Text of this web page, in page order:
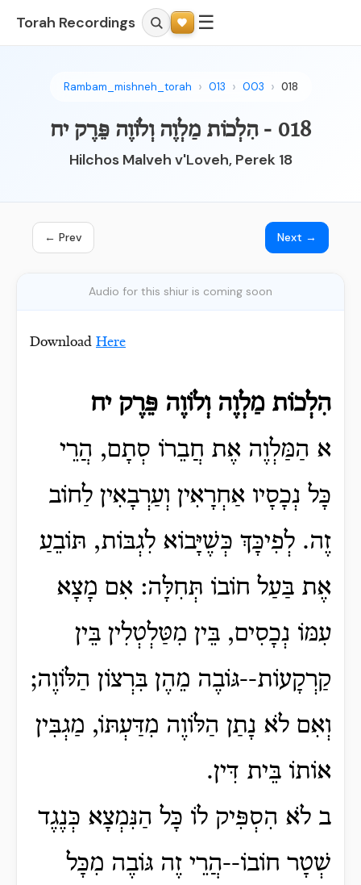
Torah Recordings ☰
Rambam_mishneh_torah 013 003 018
018 - הִלְכוֹת מַלְוֶה וְלוֹוֶה פֵּרֶק יח
Hilchos Malveh v'Loveh, Perek 18
← Prev Next →
Audio for this shiur is coming soon
Download Here
הִלְכוֹת מַלְוֶה וְלוֹוֶה פֵּרֶק יח
א הַמַּלְוֶה אֶת חֲבֵרוֹ סְתָם, הֲרֵי
כָּל נְכָסָיו אַחְרָאִין וְעַרְבָאִין לַחוֹב
זֶה. לְפִיכָּךְ כְּשֶׁיָּבוֹא לִגְבּוֹת, תּוֹבֵעַ
אֶת בַּעַל חוֹבוֹ תְּחִלָּה: אִם מָצָא
עִמּוֹ נְכָסִים, בֵּין מִטַּלְטְלִין בֵּין
קַרְקָעוֹת--גּוֹבֶה מֵהֶן בִּרְצוֹן הַלּוֹוֶה;
וְאִם לֹא נָתַן הַלּוֹוֶה מִדַּעְתּוֹ, מַגְבִּין
אוֹתוֹ בֵּית דִּין.
ב לֹא הִסְפִּיק לוֹ כָּל הַנִּמְצָא כְּנֶגֶד
שְׁטָר חוֹבוֹ--הֲרֵי זֶה גּוֹבֶה מִכָּל